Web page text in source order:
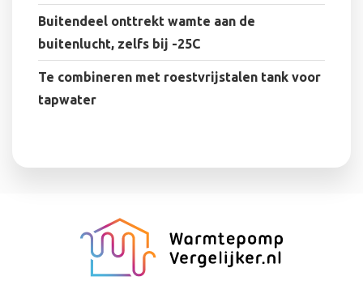
Buitendeel onttrekt wamte aan de
buitenlucht, zelfs bij -25C
Te combineren met roestvrijstalen tank voor
tapwater